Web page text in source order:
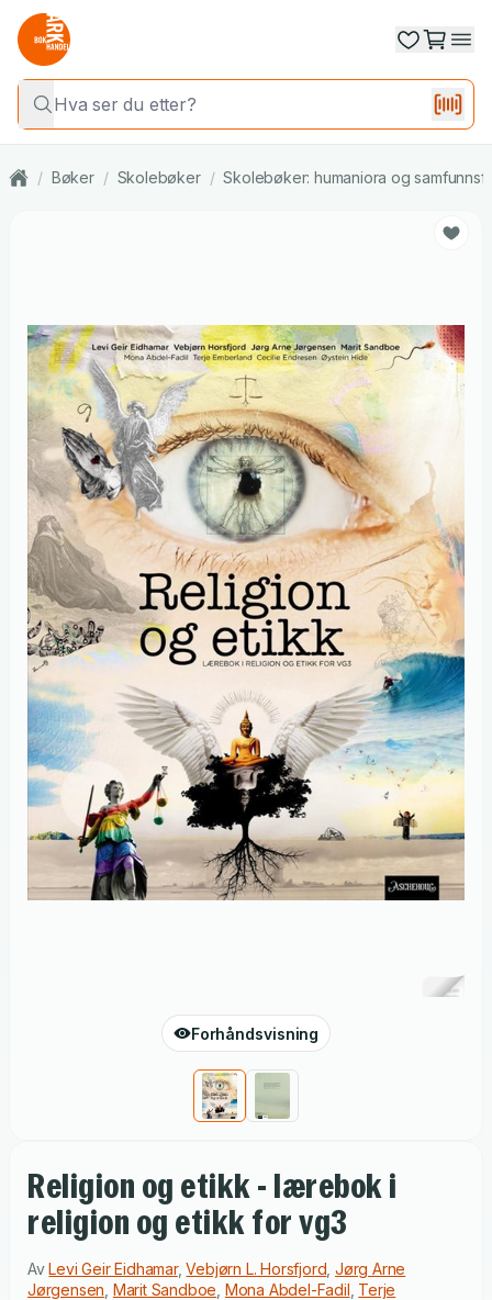
/ Bøker / Skolebøker / Skolebøker: humaniora og
Forhåndsvisning
Religion og etikk - lærebok i
religion og etikk for vg3
AvLevi Geir Eidhamar,Vebjørn L. Horsfjord ,Jørg Arne
Jørgensen Marit Sandboe Mona Abdel-Fadil Terje